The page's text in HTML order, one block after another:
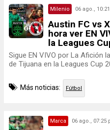
Milenio 06 ago.,
Austin FC vs
hora ver EN
la Leagues
Sigue EN VIVO por La Afición
de Tijuana en la Leagues Cup
Más noticias: Fútbol
Marca 06 ago., 07:25